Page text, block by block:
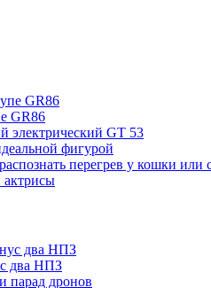
GR86
электрический GT 53
фигурой
перегрев у кошки или
актрисы
два НПЗ